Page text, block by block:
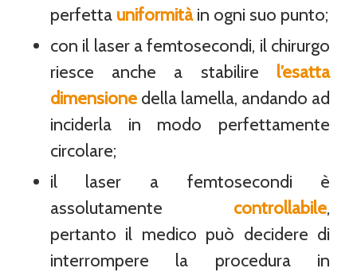
perfetta uniformitàin ogni suo punto;
con il laser a femtosecondi, il chirurgo
riesce anche a stabilire l’esatta
dimensionedella lamella, andando ad
inciderla in modo perfettamente
circolare;
il laser a femtosecondi è
assolutamente controllabile,
pertanto il medico può decidere di
interrompere la procedura in